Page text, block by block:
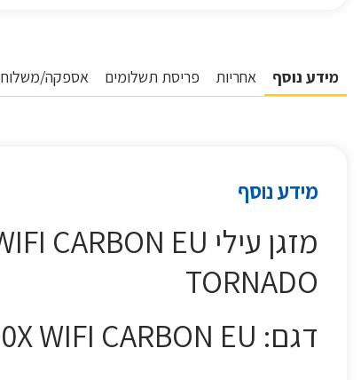
מידע נוסף אחריות פריסת תשלומים אספקה/משלוח
מידע נוסף
TORNADO
דגם: TOP-PRO-INV-30X WIFI CARBON EU